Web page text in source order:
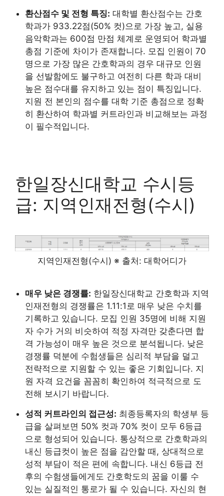
환산점수 및 전형 특징: 대학별 환산점수는 간호
학과가 933.22점(50% 컷)으로 가장 높고, 실용
음악학과는 600점 만점 체계로 운영되어 학과별
총점 기준에 차이가 존재합니다. 모집 인원이 70
명으로 가장 많은 간호학과의 경우 대규모 인원
을 선발함에도 불구하고 여전히 다른 학과 대비
높은 점수대를 유지하고 있는 점이 특징입니다.
지원 전 본인의 점수를 대학 기준 총점으로 정확
히 환산하여 학과별 커트라인과 비교해보는 과정
이 필수적입니다.
한일장신대학교 수시등
급: 지역인재전형(수시)
지역인재전형(수시) ※ 출처: 대학어디가
매우 낮은 경쟁률: 한일장신대학교 간호학과 지역
인재전형의 경쟁률은 1.11:1로 매우 낮은 수치를
기록하고 있습니다. 모집 인원 35명에 비해 지원
자 수가 거의 비슷하여 적정 자격만 갖춘다면 합
격 가능성이 매우 높은 것으로 분석됩니다. 낮은
경쟁률 덕분에 수험생들은 심리적 부담을 덜고
전략적으로 지원할 수 있는 좋은 기회입니다. 지
원 자격 요건을 꼼꼼히 확인하여 적극적으로 도
전해 보시기 바랍니다.
성적 커트라인의 접근성: 최종등록자의 학생부 등
급을 살펴보면 50% 컷과 70% 컷이 모두 6등급
으로 형성되어 있습니다. 통상적으로 간호학과의
내신 등급컷이 높은 점을 감안할 때, 상대적으로
성적 부담이 적은 편에 속합니다. 내신 6등급 전
후의 수험생들에게도 간호학도의 꿈을 이룰 수
있는 실질적인 통로가 될 수 있습니다. 자신의 현